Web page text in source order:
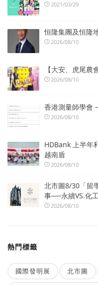
2021/03/29
恒隆集團及恒隆
2026/08/10
【大安、虎尾農
2026/08/10
香港測量師學會
2026/08/10
HDBank 上半年
越南盾
2026/08/10
北市圖8/30「留
事──永續VS.化
2026/08/10
熱門標籤
國際發明展 北市圖